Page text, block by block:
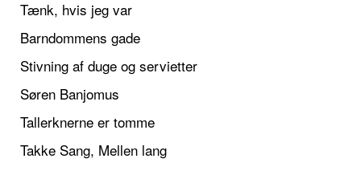
Tænk, hvis jeg var
Barndommens gade
Stivning af duge og servietter
Søren Banjomus
Tallerknerne er tomme
Takke Sang, Mellen lang